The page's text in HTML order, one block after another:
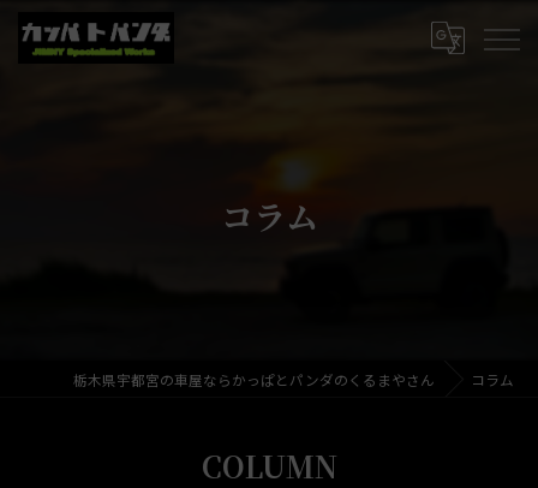
コラム
栃木県宇都宮の車屋ならかっぱとパンダのくるまやさん コラム
COLUMN